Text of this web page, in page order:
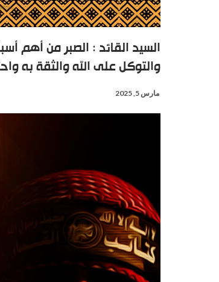
السيد القائد : الصبر من أهم
والتوكل على الله والثقة به
مارس 5, 2025